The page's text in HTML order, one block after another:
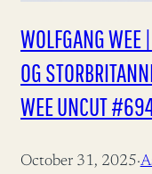
WOLFGANG WEE
OG
WEE UNCUT
October 31, 2025·